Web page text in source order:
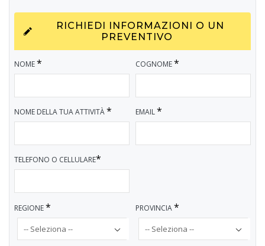
RICHIEDI INFORMAZIONI O UN
PREVENTIVO
NOME* COGNOME*
NOME DELLA TUA ATTIVITÀ* EMAIL*
TELEFONO O CELLULARE*
REGIONE* PROVINCIA*